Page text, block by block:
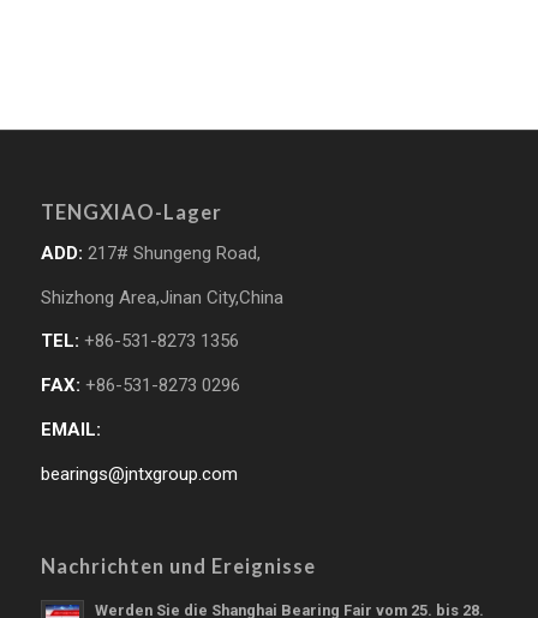
TENGXIAO-Lager
ADD: 217# Shungeng Road,
Shizhong Area,Jinan City,China
TEL: +86-531-8273 1356
FAX: +86-531-8273 0296
EMAIL:
bearings@jntxgroup.com
Nachrichten und Ereignisse
Werden Sie die Shanghai Bearing Fair vom 25. bis 28.